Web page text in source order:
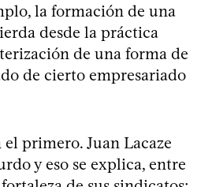
la formación de una
desde la práctica
de una forma de
de cierto empresariado
primero. Juan Lacaze
y eso se explica, entre